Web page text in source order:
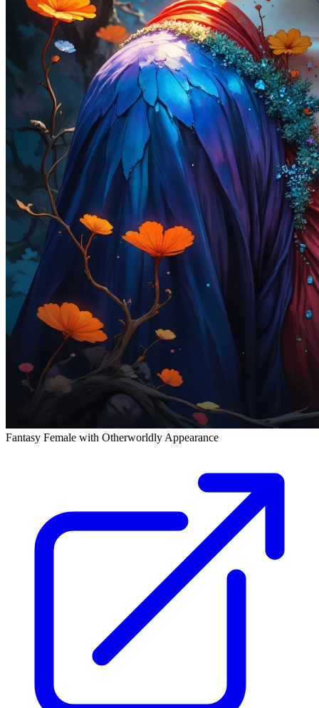
Fantasy Female with Otherworldly Appearance